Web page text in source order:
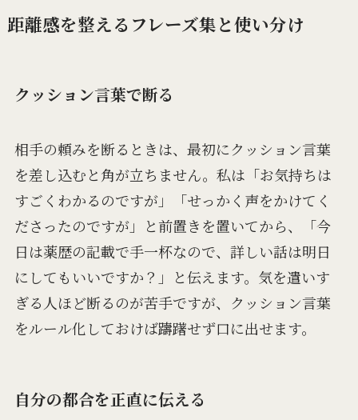
距離感を整えるフレーズ集と使い分け
クッション言葉で断る
相手の頼みを断るときは、最初にクッション言葉
を差し込むと角が立ちません。私は「お気持ちは
すごくわかるのですが」「せっかく声をかけてく
ださったのですが」と前置きを置いてから、「今
日は薬歴の記載で手一杯なので、詳しい話は明日
にしてもいいですか？」と伝えます。気を遣いす
ぎる人ほど断るのが苦手ですが、クッション言葉
をルール化しておけば躊躇せず口に出せます。
自分の都合を正直に伝える